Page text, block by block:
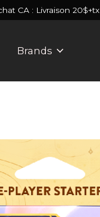
CA : Livraison 20$+tx
Brands